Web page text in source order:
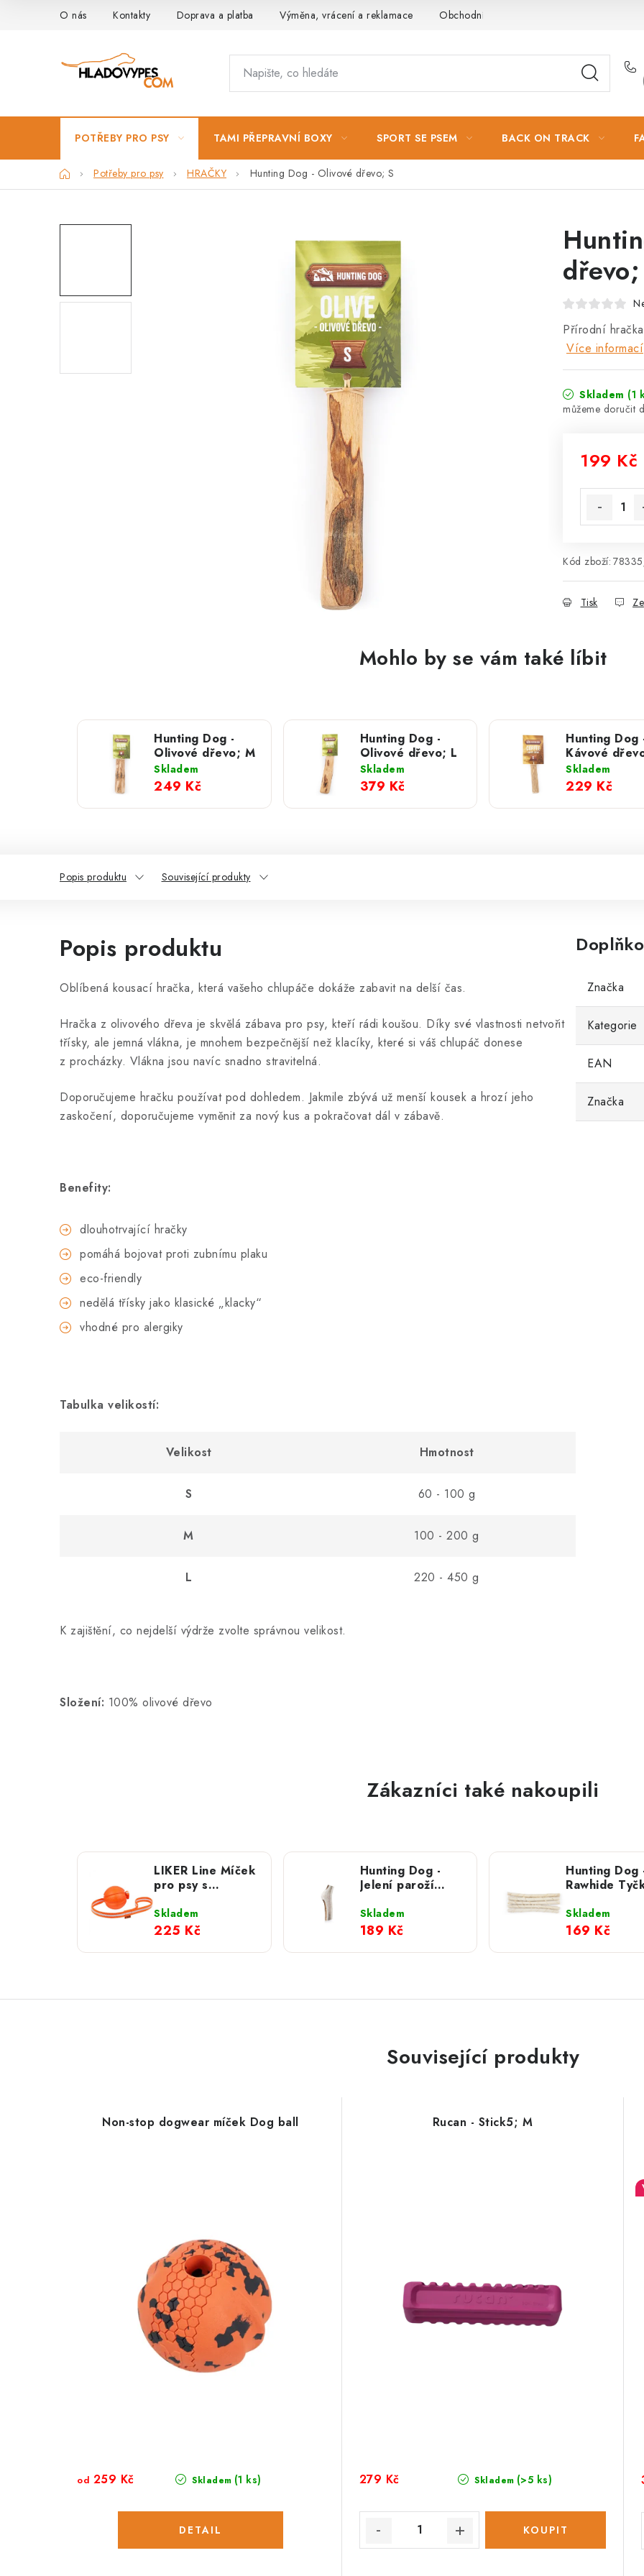
O nás Kontakty Doprava a platba Výměna, vrácení a reklamace Obchodní podmínky Podmínky
POTŘEBY PRO PSY TAMI PŘEPRAVNÍ BOXY SPORT SE PSEM BACK ON TRACK
DomůPotřeby pro psy HRAČKY Hunting Dog - Olivové dřevo; S
Přírodní
Více informací
Skladem (1
199 Kč
Kód zboží:
Tisk
Mohlo by se vám také líbit
Hunting Dog -
Olivové dřevo; M
Skladem
249 Kč
Hunting Dog -
Olivové dřevo; L
Skladem
379 Kč
Hunting Dog
Kávové
Skladem
229 Kč
Popis produktu Související produkty
Popis produktu
Oblíbená kousací hračka, která vašeho chlupáče dokáže zabavit na delší čas.
Hračka z olivového dřeva je skvělá zábava pro psy, kteří rádi koušou. Díky své vlastnosti netvořit
třísky, ale jemná vlákna, je mnohem bezpečnější než klacíky, které si váš chlupáč donese
z procházky. Vlákna jsou navíc snadno stravitelná.
Doporučujeme hračku používat pod dohledem. Jakmile zbývá už menší kousek a hrozí jeho
zaskočení, doporučujeme vyměnit za nový kus a pokračovat dál v zábavě.
Benefity:
dlouhotrvající hračky
pomáhá bojovat proti zubnímu plaku
eco-friendly
nedělá třísky jako klasické „klacky“
vhodné pro alergiky
Tabulka velikostí:
Velikost Hmotnost
S 60 - 100 g
M 100 - 200 g
L 220 - 450 g
K zajištění, co nejdelší výdrže zvolte správnou velikost.
Složení: 100% olivové dřevo
Značka
Kategorie
EAN
Značka
Zákazníci také nakoupili
LIKER Line Míček
pro psy s
Skladem
225 Kč
Hunting Dog -
Jelení paroží
Skladem
189 Kč
Hunting Dog
Rawhide
přírodní S
Skladem
169 Kč
Související produkty
Non-stop dogwear míček Dog ball
Skladem (1 ks)
od 259 Kč
Rucan - Stick5; M
Skladem (>5 ks)
279 Kč